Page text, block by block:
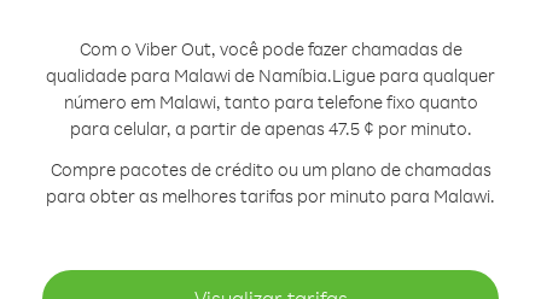
Com o Viber Out, você pode fazer chamadas de
qualidade para Malawi de Namíbia.Ligue para qualquer
número em Malawi, tanto para telefone fixo quanto
para celular, a partir de apenas 47.5 ¢ por minuto.
Compre pacotes de crédito ou um plano de chamadas
para obter as melhores tarifas por minuto para Malawi.